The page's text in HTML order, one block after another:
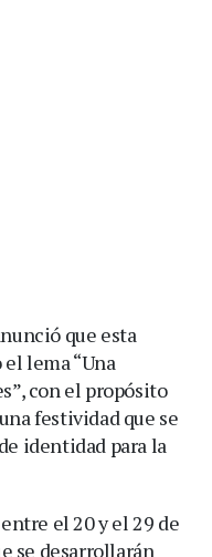
que esta
lema “Una
con el propósito
festividad que se
identidad para la
el 20 y el 29 de
se desarrollarán